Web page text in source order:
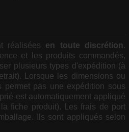
réalisées en toute discrétion.
et les produits commandés,
plusieurs types d'expédition (à
Lorsque les dimensions ou
permet pas une expédition sous
est automatiquement appliqué
fiche produit). Les frais de port
Ils sont appliqués selon